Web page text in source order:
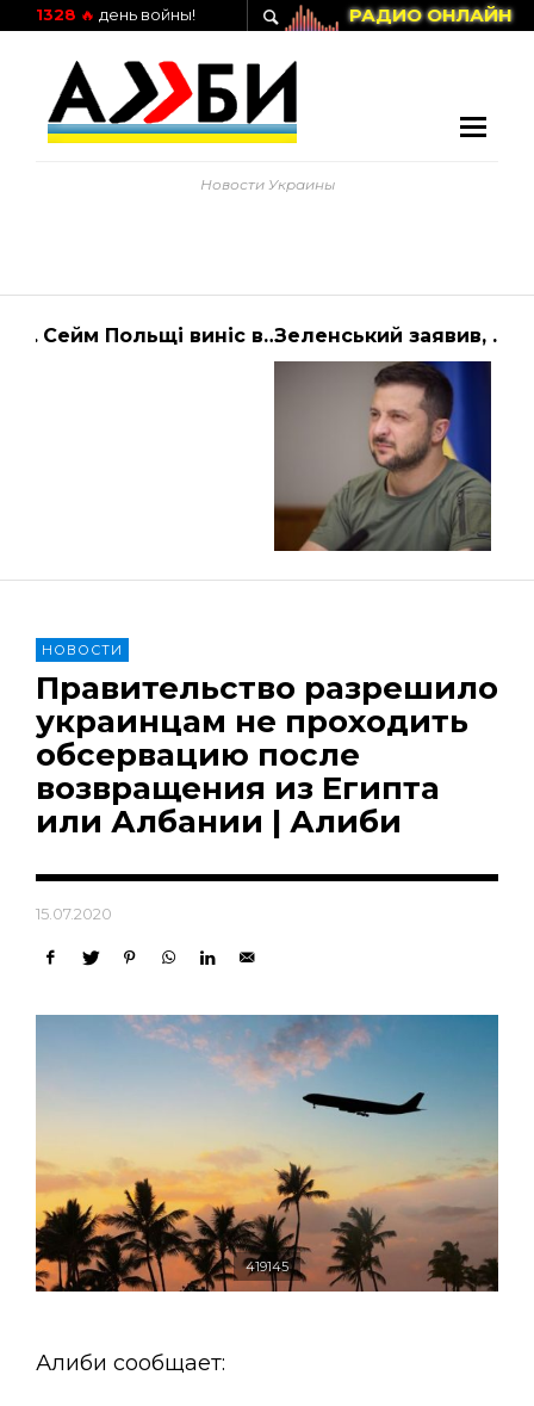
РАДИО ОНЛАЙН
1328 🔥 день войны!
Новости Украины
Глобал Слотс: Платформа для Качественного Игрового Опыта Сейм Польщі виніс вотум недовіри уряду Моравецького Зеленський заявив, що Україна підпише угоди про гарантії безпеки з трьома країнами
НОВОСТИ
Правительство разрешило
украинцам не проходить
обсервацию после
возвращения из Египта
или Албании | Алиби
15.07.2020
419145
Алиби сообщает: